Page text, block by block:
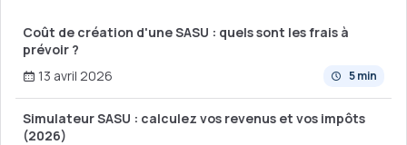
Coût de création d'une SASU : quels sont les frais à
prévoir ?
5 min
13 avril 2026
Simulateur SASU : calculez vos revenus et vos impôts
(2026)